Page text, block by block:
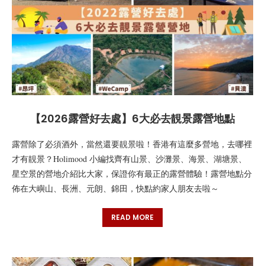
【2026露營好去處】6大必去靚景露營地點
露營除了必須酒外，當然還要靚景啦！香港有這麼多營地，去哪裡
才有靚景？Holimood 小編找齊有山景、沙灘景、海景、湖塘景、
星空景的營地介紹比大家，保證你有最正的露營體驗！露營地點分
佈在大嶼山、長洲、元朗、錦田，快點約家人朋友去啦～
READ MORE